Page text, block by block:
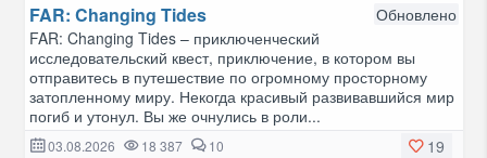
FAR: Changing Tides
Обновлено
FAR: Changing Tides – приключенческий
исследовательский квест, приключение, в котором вы
отправитесь в путешествие по огромному просторному
затопленному миру. Некогда красивый развивавшийся мир
погиб и утонул. Вы же очнулись в роли...
19
03.08.2026 18 387 10